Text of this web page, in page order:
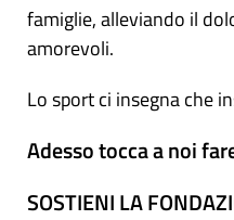
famiglie, alleviando il
amorevoli.
Lo sport ci insegna che
Adesso tocca a noi
SOSTIENI LA